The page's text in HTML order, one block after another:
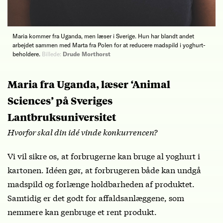
Maria kommer fra Uganda, men læser i Sverige. Hun har blandt andet
arbejdet sammen med Marta fra Polen for at reducere madspild i yoghurt-
beholdere. Billede: Drude Morthorst
Maria fra Uganda, læser ‘Animal
Sciences’ på Sveriges
Lantbruksuniversitet
Hvorfor skal din idé vinde konkurrencen?
Vi vil sikre os, at forbrugerne kan bruge al yoghurt i
kartonen. Idéen gør, at forbrugeren både kan undgå
madspild og forlænge holdbarheden af produktet.
Samtidig er det godt for affaldsanlæggene, som
nemmere kan genbruge et rent produkt.